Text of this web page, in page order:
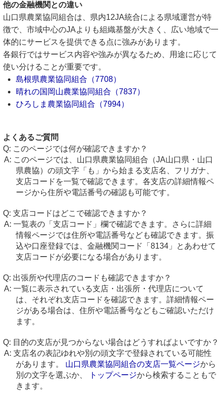
他の金融機関との違い
山口県農業協同組合は、県内12JA統合による県域運営が特
徴で、市域中心のJAよりも組織基盤が大きく、広い地域で一
体的にサービスを提供できる点に強みがあります。
各銀行ではサービス内容や強みが異なるため、用途に応じて
使い分けることが重要です。
島根県農業協同組合（7708）
晴れの国岡山農業協同組合（7837）
ひろしま農業協同組合（7994）
よくあるご質問
このページでは何が確認できますか？
このページでは、山口県農業協同組合（JA山口県・山口
県農協）の頭文字「も」から始まる支店名、フリガナ、
支店コードを一覧で確認できます。各支店の詳細情報ペ
ージから住所や電話番号の確認も可能です。
支店コードはどこで確認できますか？
一覧表の「支店コード」欄で確認できます。さらに詳細
情報ページでは住所や電話番号なども確認できます。振
込や口座登録では、金融機関コード「8134」とあわせて
支店コードが必要になる場合があります。
出張所や代理店のコードも確認できますか？
一覧に表示されている支店・出張所・代理店について
は、それぞれ支店コードを確認できます。詳細情報ペー
ジがある場合は、住所や電話番号などもご確認いただけ
ます。
目的の支店が見つからない場合はどうすればよいですか？
支店名の表記ゆれや別の頭文字で登録されている可能性
があります。 山口県農業協同組合の支店一覧ページから
別の文字を選ぶか、
トップページから検索することもで
きます。